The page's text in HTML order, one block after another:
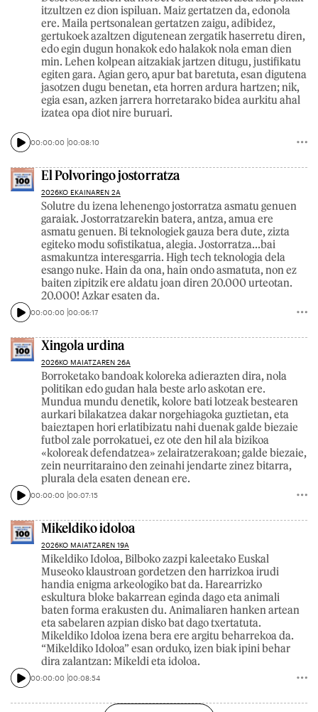
itzultzen ez dion ispiluan. Maiz gertatzen da, edonola
ere. Maila pertsonalean gertatzen zaigu, adibidez,
gertukoek azaltzen digutenean zergatik haserretu diren,
edo egin dugun honakok edo halakok nola eman dien
min. Lehen kolpean aitzakiak jartzen ditugu, justifikatu
egiten gara. Agian gero, apur bat baretuta, esan digutena
jasotzen dugu benetan, eta horren ardura hartzen; nik,
egia esan, azken jarrera horretarako bidea aurkitu ahal
izatea opa diot nire buruari.
00:00:00 00:08:10
El Polvoringo jostorratza
2026KO EKAINAREN 2A
Solutre du izena lehenengo jostorratza asmatu genuen
garaiak. Jostorratzarekin batera, antza, amua ere
asmatu genuen. Bi teknologiek gauza bera dute, zizta
egiteko modu sofistikatua, alegia. Jostorratza...bai
asmakuntza interesgarria. High tech teknologia dela
esango nuke. Hain da ona, hain ondo asmatuta, non ez
baiten zipitzik ere aldatu joan diren 20.000 urteotan.
20.000! Azkar esaten da.
00:00:00 00:06:17
Xingola urdina
2026KO MAIATZAREN 26A
Borroketako bandoak koloreka adierazten dira, nola
politikan edo gudan hala beste arlo askotan ere.
Mundua mundu denetik, kolore bati lotzeak bestearen
aurkari bilakatzea dakar norgehiagoka guztietan, eta
baieztapen hori erlatibizatu nahi duenak galde biezaie
futbol zale porrokatuei, ez ote den hil ala bizikoa
«koloreak defendatzea» zelairatzerakoan; galde biezaie,
zein neurritaraino den zeinahi jendarte zinez bitarra,
plurala dela esaten denean ere.
00:00:00 00:07:15
Mikeldiko idoloa
2026KO MAIATZAREN 19A
Mikeldiko Idoloa, Bilboko zazpi kaleetako Euskal
Museoko klaustroan gordetzen den harrizkoa irudi
handia enigma arkeologiko bat da. Harearrizko
eskultura bloke bakarrean eginda dago eta animali
baten forma erakusten du. Animaliaren hanken artean
eta sabelaren azpian disko bat dago txertatuta.
Mikeldiko Idoloa izena bera ere argitu beharrekoa da.
“Mikeldiko Idoloa” esan orduko, izen biak ipini behar
dira zalantzan: Mikeldi eta idoloa.
00:00:00 00:08:54